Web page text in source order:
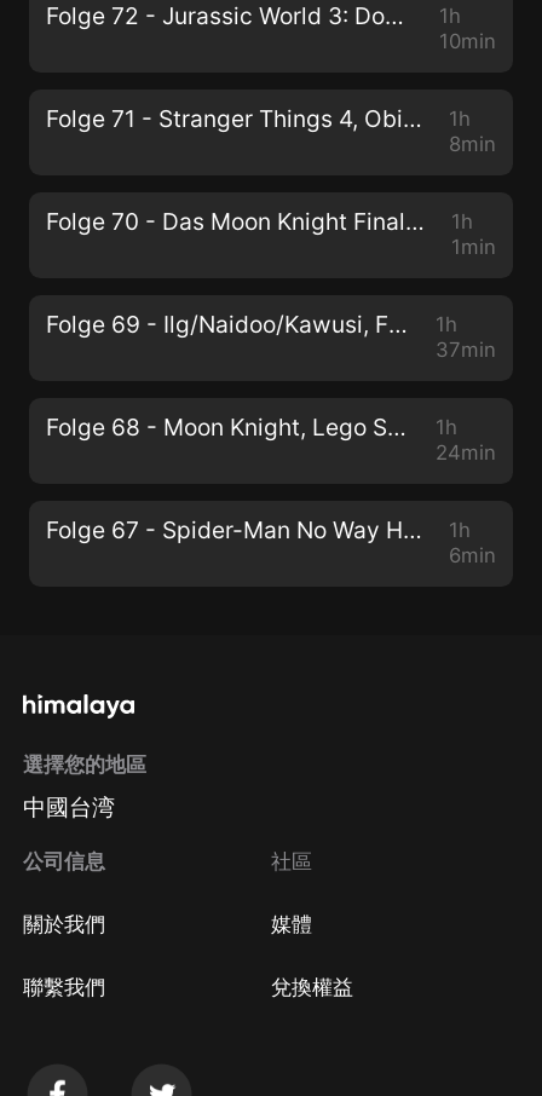
Folge 72 - Jurassic World 3: Dominion, Start in The Boys S3 + die dritte Folge Obi Wan
1h
10min
Folge 71 - Stranger Things 4, Obi-Wan, Jackass Forever + 4.5, Chip & Chap
1h
8min
Folge 70 - Das Moon Knight Finale, Dr. Strange 2, The Dropout, Trek to Yomi & Stanley Parable
1h
1min
Folge 69 - Ilg/Naidoo/Kawusi, Fresh, Atlanta, Winning Time & Better Call Saul
1h
37min
Folge 68 - Moon Knight, Lego Star Wars, Dumbledores Geheimnisse und das finale Urteil zu Elden Ring
1h
24min
Folge 67 - Spider-Man No Way Home, Kirby and the forgotten Land, Tunic, Halo - The Series & Turning Red
1h
6min
選擇您的地區
中國台湾
公司信息
關於我們
聯繫我們
社區
媒體
兌換權益